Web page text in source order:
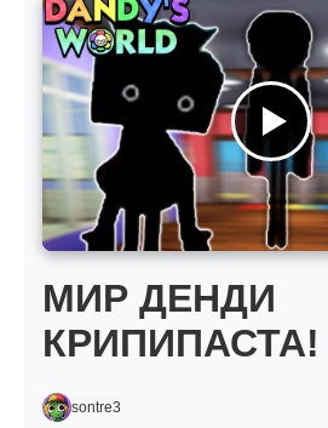
МИР ДЕНДИ
КРИПИПАСТА!
sontre3